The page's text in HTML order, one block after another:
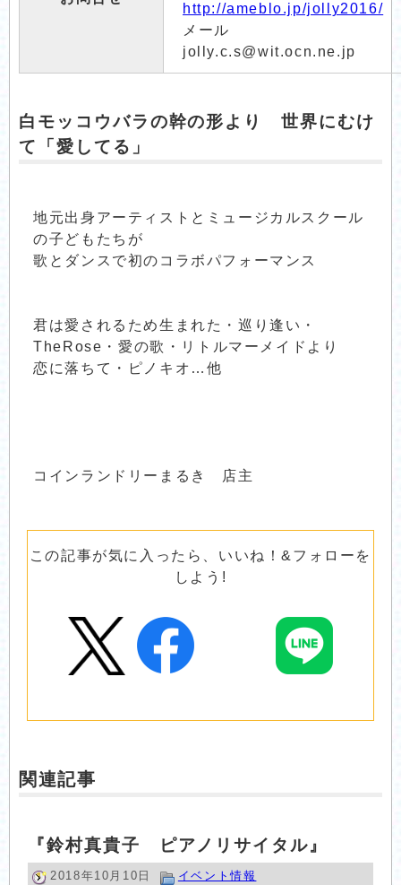
http://ameblo.jp/jolly2016/
メール
jolly.c.s@wit.ocn.ne.jp
白モッコウバラの幹の形より 世界にむけ
て「愛してる」
地元出身アーティストとミュージカルスクール
の子どもたちが
歌とダンスで初のコラボパフォーマンス
君は愛されるため生まれた・巡り逢い・
TheRose・愛の歌・リトルマーメイドより
恋に落ちて・ピノキオ…他
コインランドリーまるき 店主
この記事が気に入ったら、いいね！&フォローを
しよう!
関連記事
『鈴村真貴子 ピアノリサイタル』
2018年10月10日 イベント情報